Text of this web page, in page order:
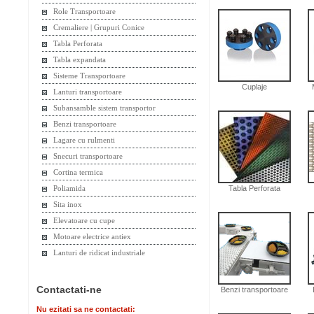
Role Transportoare
Cremaliere | Grupuri Conice
Tabla Perforata
Tabla expandata
Sisteme Transportoare
Lanturi transportoare
Subansamble sistem transportor
Benzi transportoare
Lagare cu rulmenti
Snecuri transportoare
Cortina termica
Poliamida
Sita inox
Elevatoare cu cupe
Motoare electrice antiex
Lanturi de ridicat industriale
Contactati-ne
Nu ezitati sa ne contactati:
Cuplaje
Tabla Perforata
Benzi transportoare